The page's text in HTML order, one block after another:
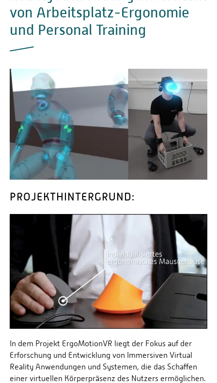
von Arbeitsplatz-Ergonomie
und Personal Training
PROJEKTHINTERGRUND:
In dem Projekt ErgoMotionVR liegt der Fokus auf der
Erforschung und Entwicklung von Immersiven Virtual
Reality Anwendungen und Systemen, die das Schaffen
einer virtuellen Körperpräsenz des Nutzers ermöglichen.